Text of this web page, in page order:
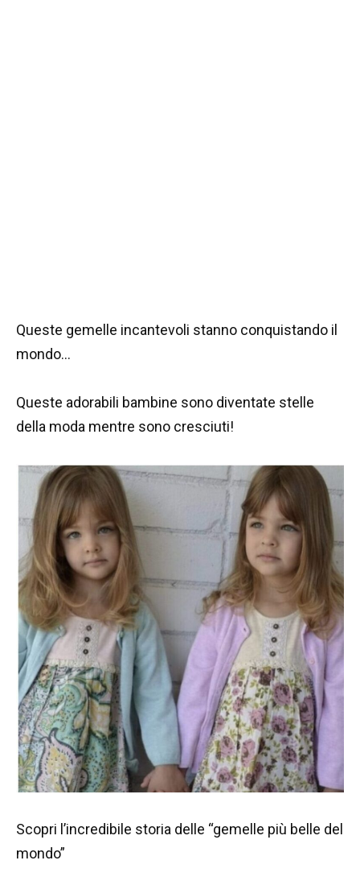
Queste gemelle incantevoli stanno conquistando il
mondo…
Queste adorabili bambine sono diventate stelle
della moda mentre sono cresciuti!
Scopri l’incredibile storia delle “gemelle più belle del
mondo”